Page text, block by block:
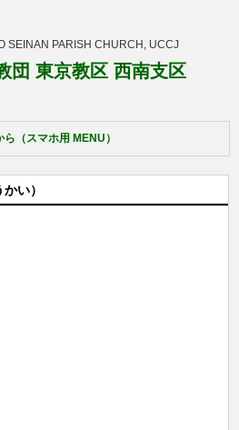
SEINAN PARISH CHURCH, UCCJ
団 東京教区 西南支区
（スマホ用 MENU）
い）